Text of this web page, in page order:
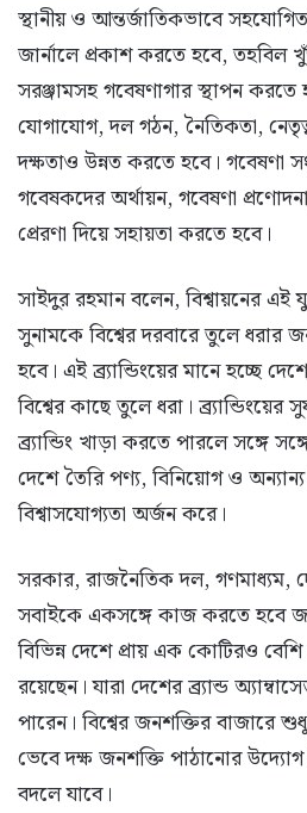
স্থানীয় ও আন্তর্জাতিকভাবে
জার্নালে প্রকাশ করতে হবে, তহবিল
সরঞ্জামসহ গবেষণাগার স্থাপন
যোগাযোগ, দল গঠন, নৈতিকতা,
দক্ষতাও উন্নত করতে হবে। গবেষণা
গবেষকদের অর্থায়ন, গবেষণা
প্রেরণা দিয়ে সহায়তা করতে হবে।
সাইদুর রহমান বলেন, বিশ্বায়নের এই
সুনামকে বিশ্বের দরবারে তুলে ধরার
হবে। এই ব্র্যান্ডিংয়ের মানে হচ্ছে
বিশ্বের কাছে তুলে ধরা।
ব্র্যান্ডিং খাড়া করতে পারলে সঙ্গে
দেশে তৈরি পণ্য, বিনিয়োগ ও
বিশ্বাসযোগ্যতা অর্জন করে।
সরকার, রাজনৈতিক দল, গণমাধ্যম,
সবাইকে একসঙ্গে কাজ করতে হবে
বিভিন্ন দেশে প্রায় এক কোটিরও বেশি
রয়েছেন। যারা দেশের ব্র্যান্ড
পারেন। বিশ্বের জনশক্তির বাজারে
ভেবে দক্ষ জনশক্তি পাঠানোর
বদলে যাবে।